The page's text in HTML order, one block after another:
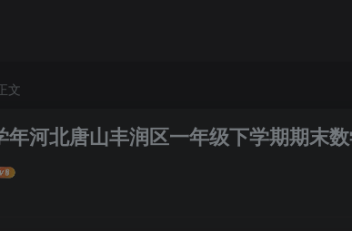
文
年河北唐山丰润区一年级下学期期末